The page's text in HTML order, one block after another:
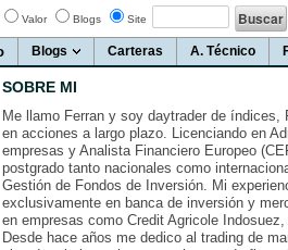
Valor Blogs Site
Blogs Carteras A. Técnico
SOBRE MI
Me llamo Ferran y soy daytrader de
en acciones a largo plazo. Licenciando en
empresas y Analista Financiero Europeo
postgrado tanto nacionales como
Gestión de Fondos de Inversión. Mi
exclusivamente en banca de inversión y
en empresas como Credit Agricole
Desde hace años me dedico al trading de